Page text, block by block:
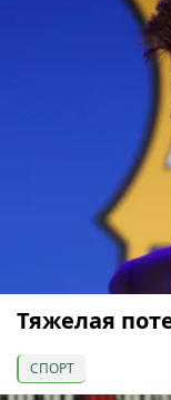
Тяжелая
СПОРТ